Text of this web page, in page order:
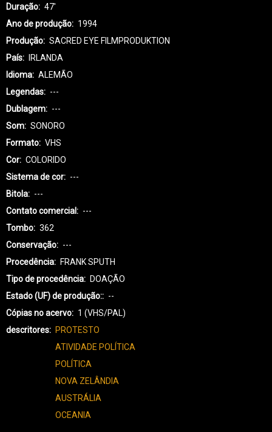
Duração
47'
Ano de produção
1994
Produção
SACRED EYE FILMPRODUKTION
País
IRLANDA
Idioma
ALEMÃO
Legendas
---
Dublagem
---
Som
SONORO
Formato
VHS
Cor
COLORIDO
Sistema de cor
---
Bitola
---
Contato comercial
---
Tombo
362
Conservação
---
Procedência
FRANK SPUTH
Tipo de procedência
DOAÇÃO
Estado (UF) de produção:
--
Cópias no acervo
1 (VHS/PAL)
descritores
PROTESTO
ATIVIDADE POLÍTICA
POLÍTICA
NOVA ZELÂNDIA
AUSTRÁLIA
OCEANIA